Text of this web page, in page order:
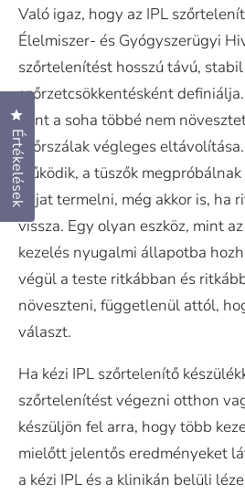
Való igaz, hogy az IPL
Élelmiszer- és Gyógyszerügyi
szőrtelenítést hosszú távú, stabil
szőrzetcsökkentésként
mint a soha többé nem
szőrszálak végleges
működik, a tüszők
hajat termelni, még akkor is, ha
vissza. Egy olyan eszköz, mint
kezelés nyugalmi állapotba
végül a teste ritkábban és
növeszteni, függetlenül attól,
választ.
Ha kézi IPL szőrtelenítő
szőrtelenítést végezni otthon
készüljön fel arra, hogy több
mielőtt jelentős eredményeket
a kézi IPL és a klinikán belüli
Értékelések
Kattintson az értékelések